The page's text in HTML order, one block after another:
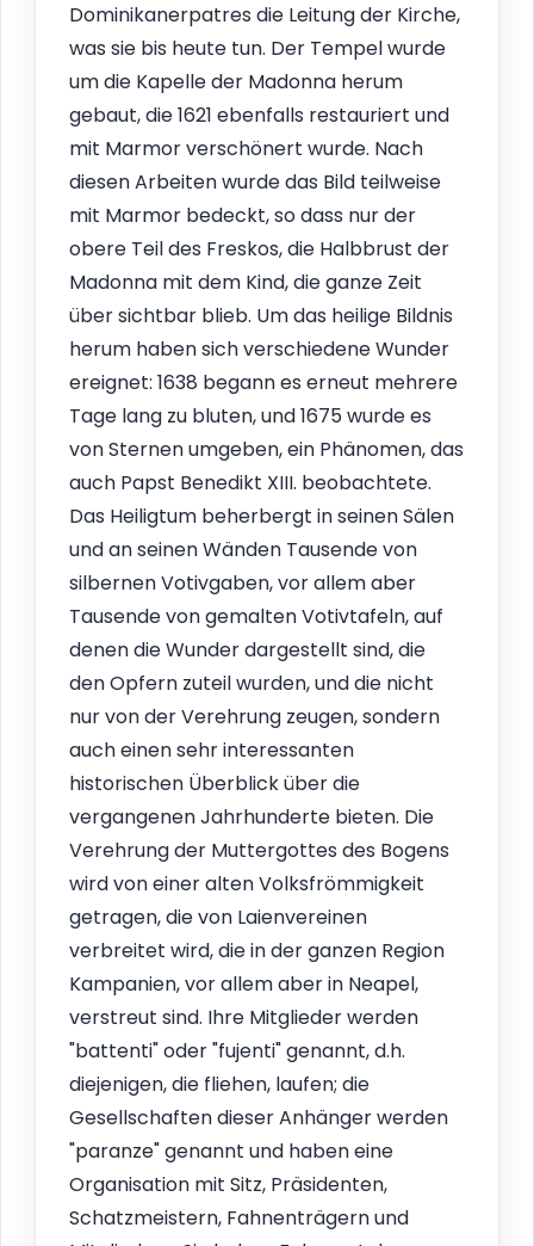
Dominikanerpatres die Leitung der Kirche,
was sie bis heute tun. Der Tempel wurde
um die Kapelle der Madonna herum
gebaut, die 1621 ebenfalls restauriert und
mit Marmor verschönert wurde. Nach
diesen Arbeiten wurde das Bild teilweise
mit Marmor bedeckt, so dass nur der
obere Teil des Freskos, die Halbbrust der
Madonna mit dem Kind, die ganze Zeit
über sichtbar blieb. Um das heilige Bildnis
herum haben sich verschiedene Wunder
ereignet: 1638 begann es erneut mehrere
Tage lang zu bluten, und 1675 wurde es
von Sternen umgeben, ein Phänomen, das
auch Papst Benedikt XIII. beobachtete.
Das Heiligtum beherbergt in seinen Sälen
und an seinen Wänden Tausende von
silbernen Votivgaben, vor allem aber
Tausende von gemalten Votivtafeln, auf
denen die Wunder dargestellt sind, die
den Opfern zuteil wurden, und die nicht
nur von der Verehrung zeugen, sondern
auch einen sehr interessanten
historischen Überblick über die
vergangenen Jahrhunderte bieten. Die
Verehrung der Muttergottes des Bogens
wird von einer alten Volksfrömmigkeit
getragen, die von Laienvereinen
verbreitet wird, die in der ganzen Region
Kampanien, vor allem aber in Neapel,
verstreut sind. Ihre Mitglieder werden
"battenti" oder "fujenti" genannt, d.h.
diejenigen, die fliehen, laufen; die
Gesellschaften dieser Anhänger werden
"paranze" genannt und haben eine
Organisation mit Sitz, Präsidenten,
Schatzmeistern, Fahnenträgern und